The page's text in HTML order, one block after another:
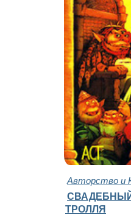
Авторство и
ТРОЛЛЯ